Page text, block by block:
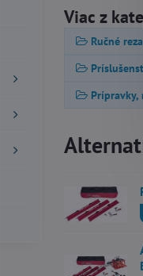
Viac z
Ručné
Prípravky,